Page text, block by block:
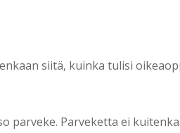
siitä, kuinka tulisi
parveke. Parveketta ei